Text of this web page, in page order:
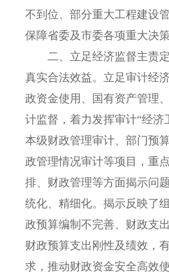
不到位、部分重大工程建设
保障省委及市委各项重大决
二、立足经济监督主责定
真实合法效益。立足审计经
政资金使用、国有资产管理
计监督，着力发挥审计“经济
本级财政管理审计、部门预
政管理情况审计等项目，重
排、财政管理等方面揭示问
统化、精细化。揭示反映了
政预算编制不完善、财政支
财政预算支出刚性及绩效，
求，推动财政资金安全高效使